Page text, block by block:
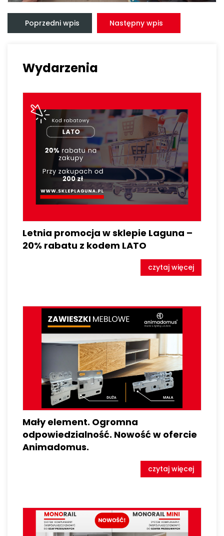
Nawigacja
wpisu
Poprzedni wpis Następny wpis
Wydarzenia
Letnia promocja w sklepie Laguna –
20% rabatu z kodem LATO
czytaj więcej
Mały element. Ogromna
odpowiedzialność. Nowość w ofercie
Animadomus.
czytaj więcej